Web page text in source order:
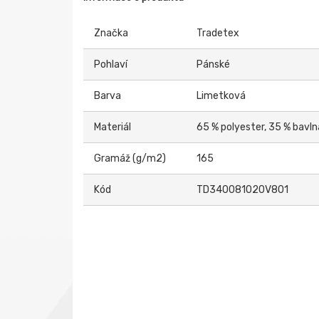
Značka Tradetex
Pohlaví Pánské
Barva Limetková
Materiál 65 % polyester, 35 %
Gramáž (g/m2) 165
Kód TD340081020V801